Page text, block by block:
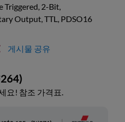
Triggered, 2-Bit,
Output, TTL, PDSO16
게시물 공유
)
요! 참조 가격표.